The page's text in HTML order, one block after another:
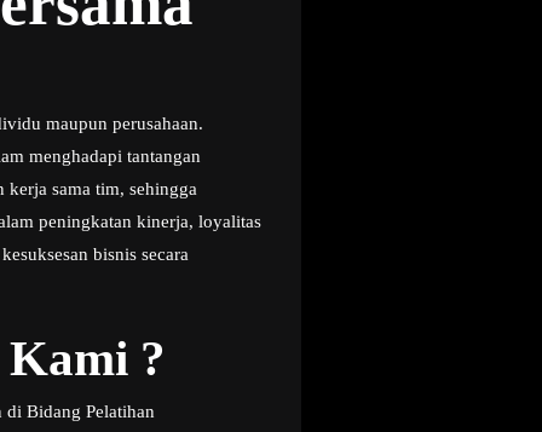
maupun perusahaan.
menghadapi tantangan
sama tim, sehingga
peningkatan kinerja, loyalitas
bisnis secara
?
di Bidang Pelatihan